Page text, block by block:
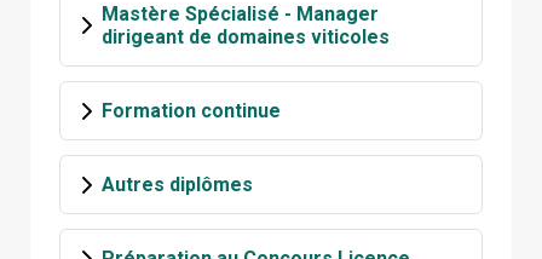
Mastère Spécialisé - Manager
dirigeant de domaines viticoles
Formation continue
Autres diplômes